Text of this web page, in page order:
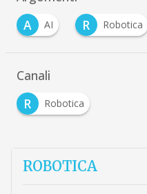
A
AI R Robotica
Canali
R
Robotica
ROBOTICA